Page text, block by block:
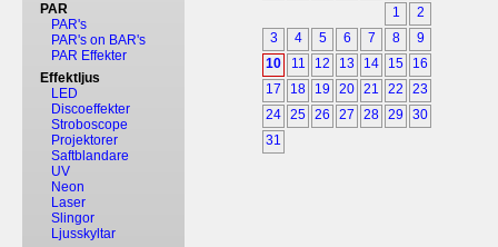
PAR
PAR's
PAR's on BAR's
PAR Effekter
Effektljus
LED
Discoeffekter
Stroboscope
Projektorer
Saftblandare
UV
Neon
Laser
Slingor
Ljusskyltar
1
2
3
4 5 6 7 8
9
10
11 12 13 14 15
16
17
18 19 20 21 22
23
24 25 26 27 28 29
30
31